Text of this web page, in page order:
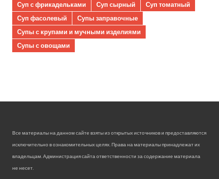
Суп с фрикадельками
Суп сырный
Суп томатный
Суп фасолевый
Супы заправочные
Супы с крупами и мучными изделиями
Супы с овощами
Все материалы на данном сайте взяты из открытых источников и предоставляются
исключительно в ознакомительных целях. Права на материалы принадлежат их
владельцам. Администрация сайта ответственности за содержание материала
не несет.